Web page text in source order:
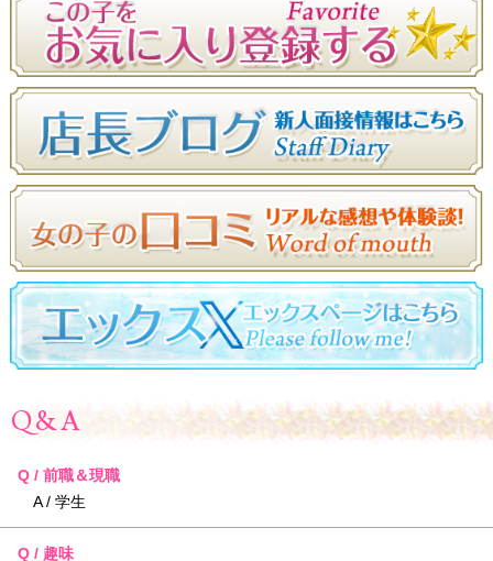
Q&A
Q / 前職＆現職
A / 学生
Q / 趣味